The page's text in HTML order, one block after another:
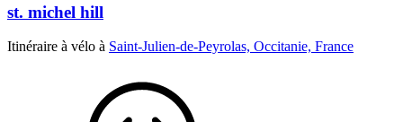
st. michel hill
Itinéraire à vélo à Saint-Julien-de-Peyrolas, Occitanie, France